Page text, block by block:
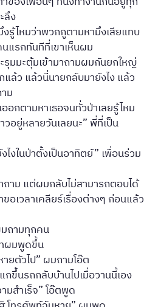
ลึง
งรู้ไหมว่าพวกกูตามหามึงเสียแทบ
แรกทันทีที่เขาเห็นผม
มมะตุ้มเข้ามาถามผมกันยกใหญ่
แล้ว แล้วนี่นายกลับมายังไง แล้ว
ม
อกตามหาเธอจนทั่วป่าเลยรู้ไหม
วอยู่หลายวันเลยนะ” พี่ที่เป็น
ไงในป่าตั้งเป็นอาทิตย์” เพื่อนร่วม
ถาม แต่ผมกลับไม่สามารถตอบได้
เวลาเคลียร์เรื่องต่างๆ ก่อนแล้ว
ถามทุกคน
ผมพูดขึ้น
ยตัวไป” ผมถามโอ๊ต
กขึ้นรถกลับบ้านไปเมื่อวานนี้เอง
มสำเร็จ” โอ๊ตพูด